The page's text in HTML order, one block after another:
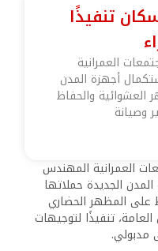
تنفيذًا
العمرانية
أجهزة المدن
العشوائية والحفاظ
وصيانة
العمرانية المهندس
الجديدة حملاتها
على المظهر الحضاري
تنفيذًا لتوجيهات
مدبولي.